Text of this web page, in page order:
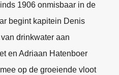
1906 onmisbaar in de
begint kapitein Denis
drinkwater aan
en Adriaan Hatenboer
op de groeiende vloot